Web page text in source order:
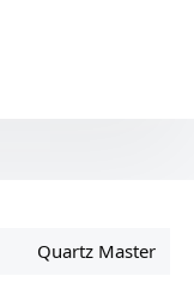
Quartz Master